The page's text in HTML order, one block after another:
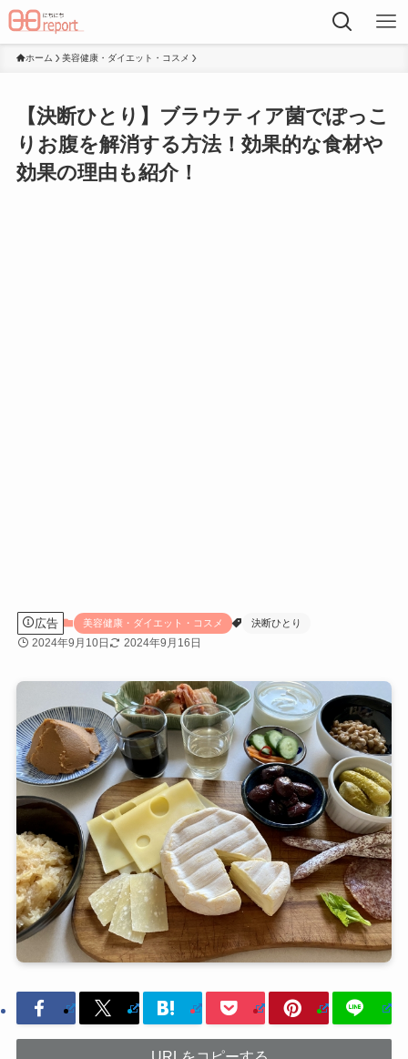
ホーム 美容健康・ダイエット・コスメ
【決断ひとり】ブラウティア菌でぽっこ
りお腹を解消する方法！効果的な食材や
効果の理由も紹介！
広告 美容健康・ダイエット・コスメ 決断ひとり
2024年9月10日 2024年9月16日